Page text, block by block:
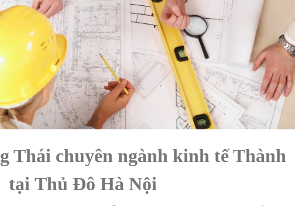
Thái chuyên ngành kinh tế Thành
tại Thủ Đô Hà Nội